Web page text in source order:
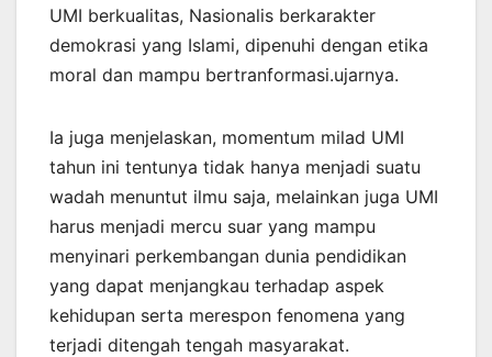
UMI berkualitas, Nasionalis berkarakter
demokrasi yang Islami, dipenuhi dengan etika
moral dan mampu bertranformasi.ujarnya.
Ia juga menjelaskan, momentum milad UMI
tahun ini tentunya tidak hanya menjadi suatu
wadah menuntut ilmu saja, melainkan juga UMI
harus menjadi mercu suar yang mampu
menyinari perkembangan dunia pendidikan
yang dapat menjangkau terhadap aspek
kehidupan serta merespon fenomena yang
terjadi ditengah tengah masyarakat.